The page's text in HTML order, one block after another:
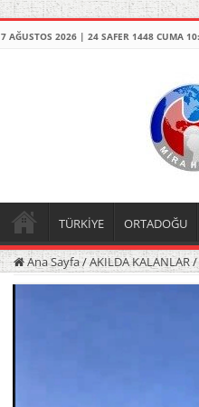
7 AĞUSTOS 2026 | 24 SAFER 1448 CUMA
TÜRKİYE ORTADOĞU
Ana Sayfa/AKILDA KALANLAR/